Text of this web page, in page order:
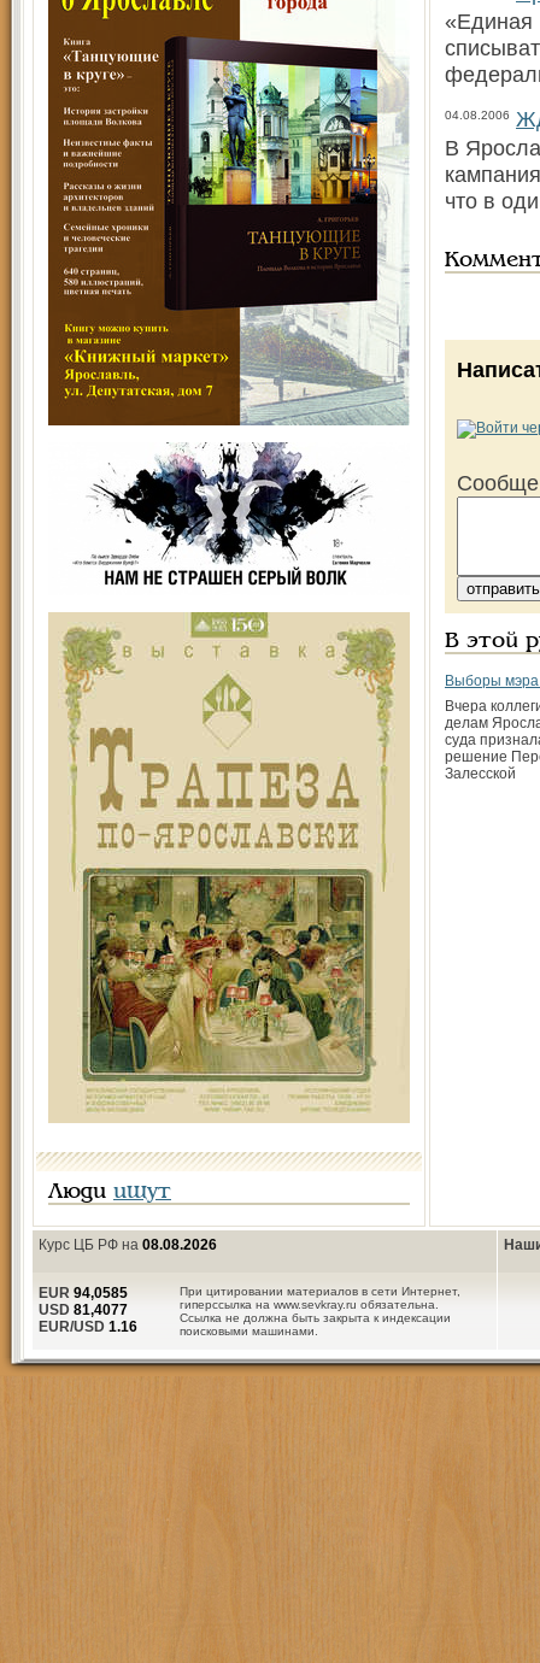
Люди ищут
«Единая
04.08.2006
В
что в
В этой
Bыборы
Вчера
делам
суда
решение
Залесской
Курс ЦБ РФ на 08.08.2026
При цитировании материалов в сети Интернет,
гиперссылка на www.sevkray.ru обязательна.
Ссылка не должна быть закрыта к индексации
поисковыми машинами.
EUR 94,0585
USD 81,4077
EUR/USD 1.16